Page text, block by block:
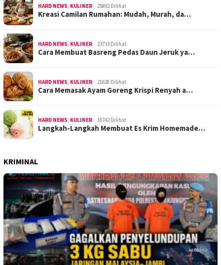
HARD NEWS KULINER 25892 Dilihat
Kreasi Camilan Rumahan: Mudah, Murah, da…
HARD NEWS KULINER 23733 Dilihat
Cara Membuat Basreng Pedas Daun Jeruk ya…
HARD NEWS KULINER 21628 Dilihat
Cara Memasak Ayam Goreng Krispi Renyah a…
HARD NEWS KULINER 16742 Dilihat
Langkah-Langkah Membuat Es Krim Homemade…
KRIMINAL